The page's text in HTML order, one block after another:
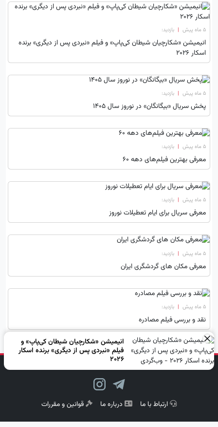
۵ ماه پیش | بازدید:
انیمیشن «شکارچیان شیطان کی‌پاپ» و فیلم «نبردی پس از دیگری» برنده
اسکار 2026
۵ ماه پیش | بازدید:
پخش سریال «بیگانگان» در نوروز سال ۱۴۰۵
۵ ماه پیش | بازدید:
معرفی بهترین فیلم‌های دهه ۶۰
۵ ماه پیش | بازدید:
معرفی سریال برای ایام تعطیلات نوروز
۵ ماه پیش | بازدید:
معرفی مکان های گردشگری ایران
۵ ماه پیش | بازدید:
نقد و بررسی فیلم مصادره
× انیمیشن «شکارچیان شیطان کی‌پاپ» و
فیلم «نبردی پس از دیگری» برنده اسکار
2026
دنبال کن، لبخند بزن!
ارتباط با ما درباره ما قوانین و مقررات